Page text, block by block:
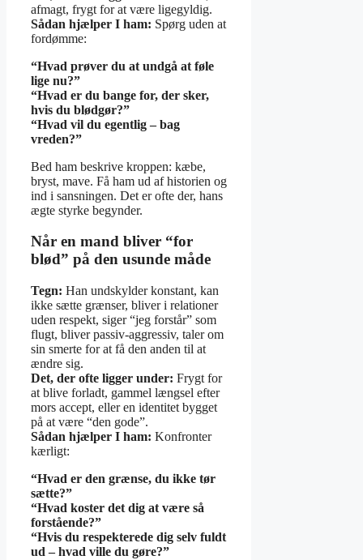
afmagt, frygt for at være ligegyldig.
Sådan hjælper I ham: Spørg uden at
fordømme:
“Hvad prøver du at undgå at føle
lige nu?”
“Hvad er du bange for, der sker,
hvis du blødgør?”
“Hvad vil du egentlig – bag
vreden?”
Bed ham beskrive kroppen: kæbe,
bryst, mave. Få ham ud af historien og
ind i sansningen. Det er ofte der, hans
ægte styrke begynder.
Når en mand bliver “for
blød” på den usunde måde
Tegn: Han undskylder konstant, kan
ikke sætte grænser, bliver i relationer
uden respekt, siger “jeg forstår” som
flugt, bliver passiv-aggressiv, taler om
sin smerte for at få den anden til at
ændre sig.
Det, der ofte ligger under: Frygt for
at blive forladt, gammel længsel efter
mors accept, eller en identitet bygget
på at være “den gode”.
Sådan hjælper I ham: Konfronter
kærligt:
“Hvad er den grænse, du ikke tør
sætte?”
“Hvad koster det dig at være så
forstående?”
“Hvis du respekterede dig selv fuldt
ud – hvad ville du gøre?”